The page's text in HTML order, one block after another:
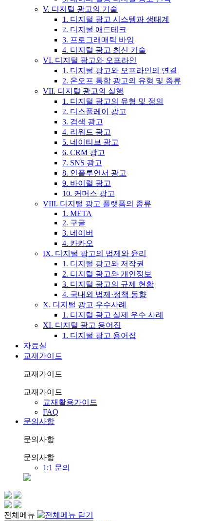
V. 디지털 광고의 기술
1. 디지털 광고 시스템과 생태계
2. 디지털 애드테크
3. 프로그래매틱 바잉
4. 디지털 광고 최신 기술
VI. 디지털 광고와 오프라인
1. 디지털 광고와 오프라인의 연결
2. 온오프 통합 광고의 유형 및 종류
VII. 디지털 광고의 실행
1. 디지털 광고의 유형 및 정의
2. 디스플레이 광고
3. 검색 광고
4. 리워드 광고
5. 네이티브 광고
6. CRM 광고
7. SNS 광고
8. 인플루언서 광고
9. 바이럴 광고
10. 커머스 광고
VIII. 디지털 광고 플랫폼의 종류
1. META
2. 구글
3. 네이버
4. 카카오
IX. 디지털 광고의 법제와 윤리
1. 디지털 광고와 저작권
2. 디지털 광고와 개인정보
3. 디지털 광고의 규제 현황
4. 국내외 법제·정책 동향
X. 디지털 광고 우수사례
1. 디지털 광고 실제 우수 사례
XI. 디지털 광고 용어집
1. 디지털 광고 용어집
자료실
교재가이드
교재가이드
교재가이드
교재활용가이드
FAQ
문의사항
문의사항
문의사항
1:1 문의
전체메뉴